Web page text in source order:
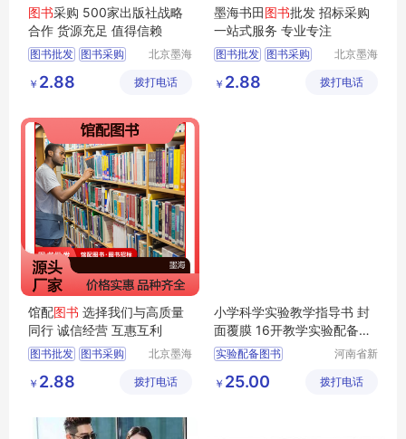
图书采购 500家出版社战略
合作 货源充足 值得信赖
图书批发 图书采购
图书
北京墨海
有限公司
￥ 2.88 拨打电话
墨海书田图书批发 招标采购
一站式服务 专业专注
图书批发 图书采购
图书
北京墨海
有限公司
￥ 2.88 拨打电话
馆配图书 选择我们与高质量
同行 诚信经营 互惠互利
图书批发 图书采购
图书价格
北京墨海
有限公司
￥ 2.88 拨打电话
小学科学实验教学指导书 封
面覆膜 16开教学实验配备图
书教学图书
实验配备图书
科学图书 教学图书
河南省新
区工业园
￥ 25.00 拨打电话